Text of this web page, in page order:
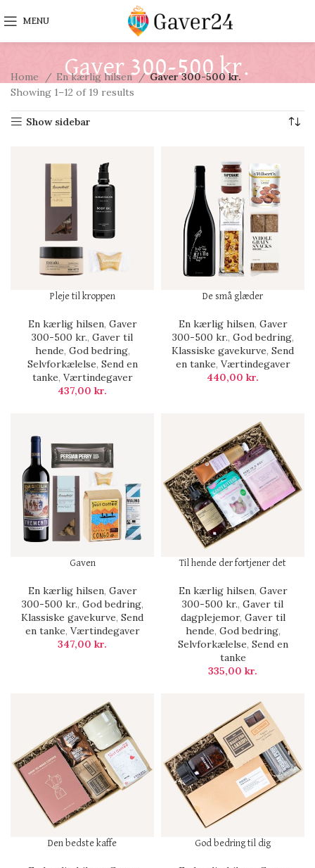
MENU
Gaver 300-500 kr.
Home En kærlig hilsen
Gaver 300-500 kr.
Showing 1–12 of 19 results
Show sidebar
Pleje til kroppen
En kærlig hilsen, Gaver
300-500 kr., Gaver til
hende, God bedring,
Selvforkælelse, Send en
tanke, Værtindegaver
437,00 kr.
De små glæder
En kærlig hilsen, Gaver
300-500 kr., God bedring,
Klassiske gavekurve, Send
en tanke, Værtindegaver
440,00 kr.
Gaven
En kærlig hilsen, Gaver
300-500 kr., God bedring,
Klassiske gavekurve, Send
en tanke, Værtindegaver
347,00 kr.
Til hende der fortjener det
En kærlig hilsen, Gaver
300-500 kr., Gaver til
dagplejemor, Gaver til
hende, God bedring,
Selvforkælelse, Send en
tanke
335,00 kr.
Den bedste kaffe God bedring til dig